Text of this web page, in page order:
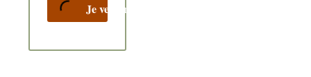
Je veux ma check-list gratuite 🧡